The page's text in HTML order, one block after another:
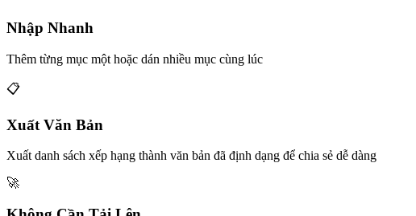
Nhập Nhanh
Thêm từng mục một hoặc dán nhiều mục cùng lúc
📋
Xuất Văn Bản
Xuất danh sách xếp hạng thành văn bản đã định dạng để chia sẻ dễ dàng
🚀